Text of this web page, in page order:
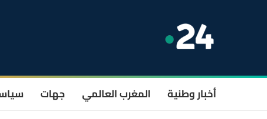
أخبار وطنية المغرب العالمي جهات